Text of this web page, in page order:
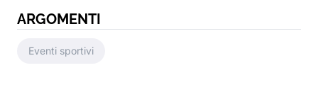
ARGOMENTI
Eventi sportivi